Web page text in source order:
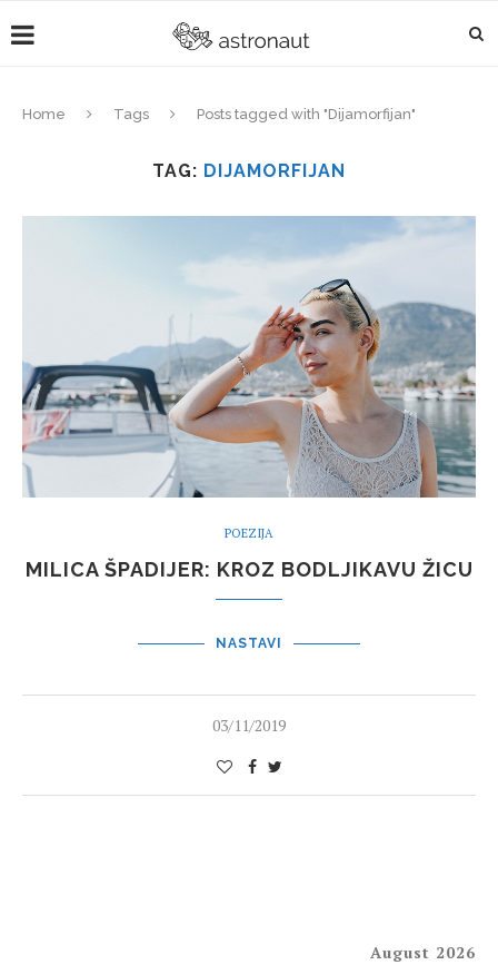
Home Tags Posts tagged with "Dijamorfijan"
TAG: DIJAMORFIJAN
POEZIJA
MILICA ŠPADIJER: KROZ BODLJIKAVU ŽICU
NASTAVI
03/11/2019
August 2026